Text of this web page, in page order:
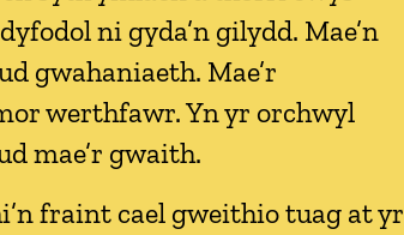
ni gyda’n gilydd. Mae’n
gwahaniaeth. Mae’r
werthfawr. Yn yr orchwyl
mae’r gwaith.
fraint cael gweithio tuag at yr